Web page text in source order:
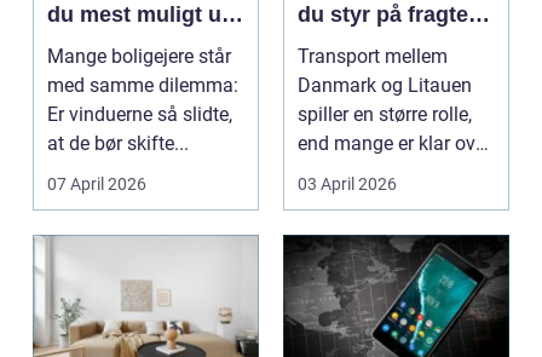
du mest muligt ud
af dine gamle
vinduer
Mange boligejere står
med samme dilemma:
Er vinduerne så slidte,
at de bør skifte...
07 April 2026
du styr på fragten
til baltikum
Transport mellem
Danmark og Litauen
spiller en større rolle,
end mange er klar over.
Litauen er et n...
03 April 2026